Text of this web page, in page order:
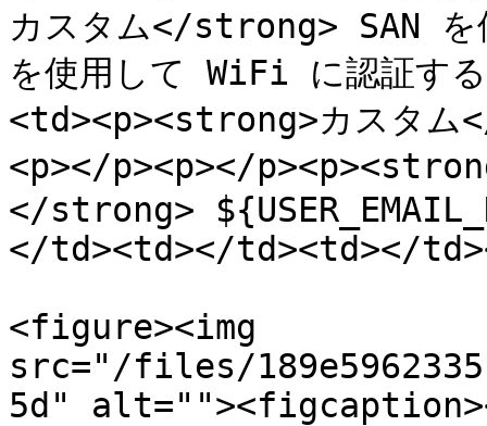
カスタム</strong> SAN を
を使用して WiFi に認証す
<td><p><strong>カスタ
<p></p><p></
</strong>
</td><td></td><td></
<figure><img
src="/files/
5d"